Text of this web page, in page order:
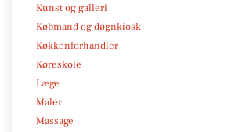
Kunst og galleri
Købmand og døgnkiosk
Køkkenforhandler
Køreskole
Læge
Maler
Massage